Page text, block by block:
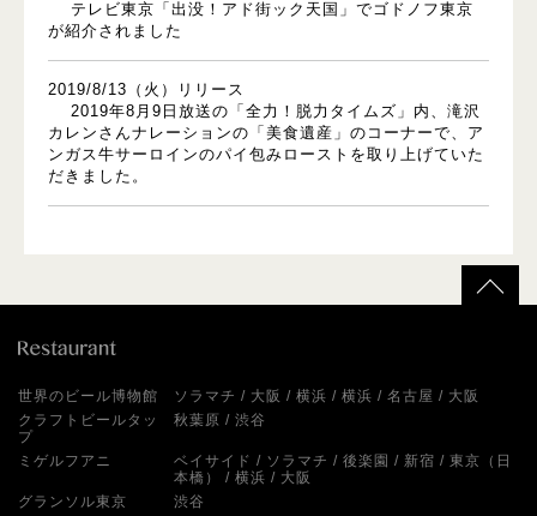
テレビ東京「出没！アド街ック天国」でゴドノフ東京
が紹介されました
2019/8/13（火）リリース
2019年8月9日放送の「全力！脱力タイムズ」内、滝沢
カレンさんナレーションの「美食遺産」のコーナーで、ア
ンガス牛サーロインのパイ包みローストを取り上げていた
だきました。
世界のビール博物館 ソラマチ 大阪 横浜 横浜 名古屋
大阪
クラフトビールタッ
プ
秋葉原 渋谷
ミゲルフアニ ベイサイド ソラマチ 後楽園 新宿
東京（日
本橋）
横浜
大阪
グランソル東京
渋谷